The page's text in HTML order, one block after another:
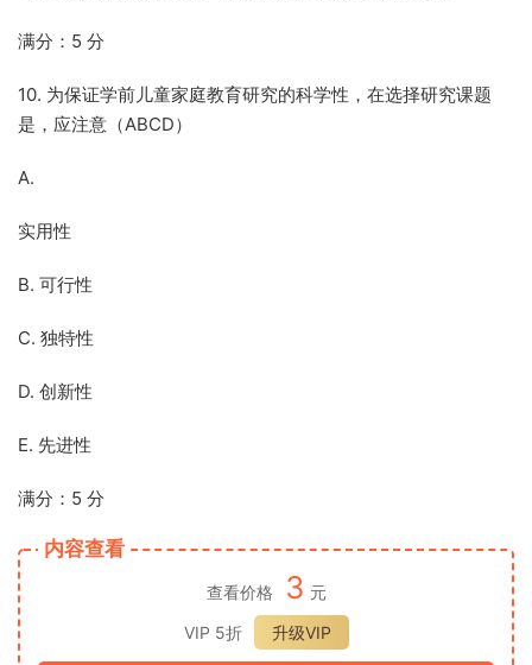
满分：5 分
10. 为保证学前儿童家庭教育研究的科学性，在选择研究课题
是，应注意（ABCD）
A.
实用性
B. 可行性
C. 独特性
D. 创新性
E. 先进性
满分：5 分
内容查看
查看价格 3 元
VIP 5折
升级VIP